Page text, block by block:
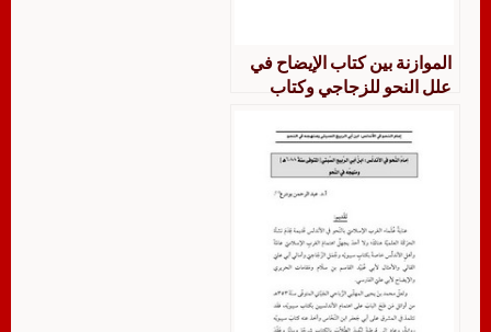
الموازنة بين كتاب الإيضاح في
علل النحو للزجاجي وكتاب
الخامس)